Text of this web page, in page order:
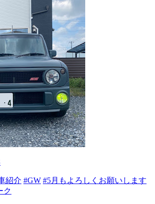
紹介 #GW #5月もよろしくお願いします
ク